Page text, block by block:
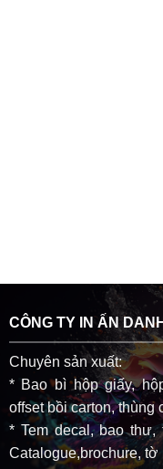
CÔNG TY IN ẤN
Chuyên sản xuất:
* Bao bì hộp giấy,
offset bồi carton, thùng
* Tem decal, bao thư,
Catalogue,brochure, tờ